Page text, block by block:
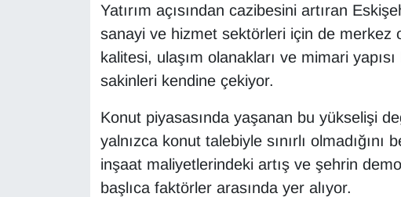
Yatırım açısından cazibesini artıran
sanayi ve hizmet sektörleri için de merkez
kalitesi, ulaşım olanakları ve mimari
sakinleri kendine çekiyor.
Konut piyasasında yaşanan bu yükselişi
yalnızca konut talebiyle sınırlı olmadığını
inşaat maliyetlerindeki artış ve şehrin
başlıca faktörler arasında yer alıyor.